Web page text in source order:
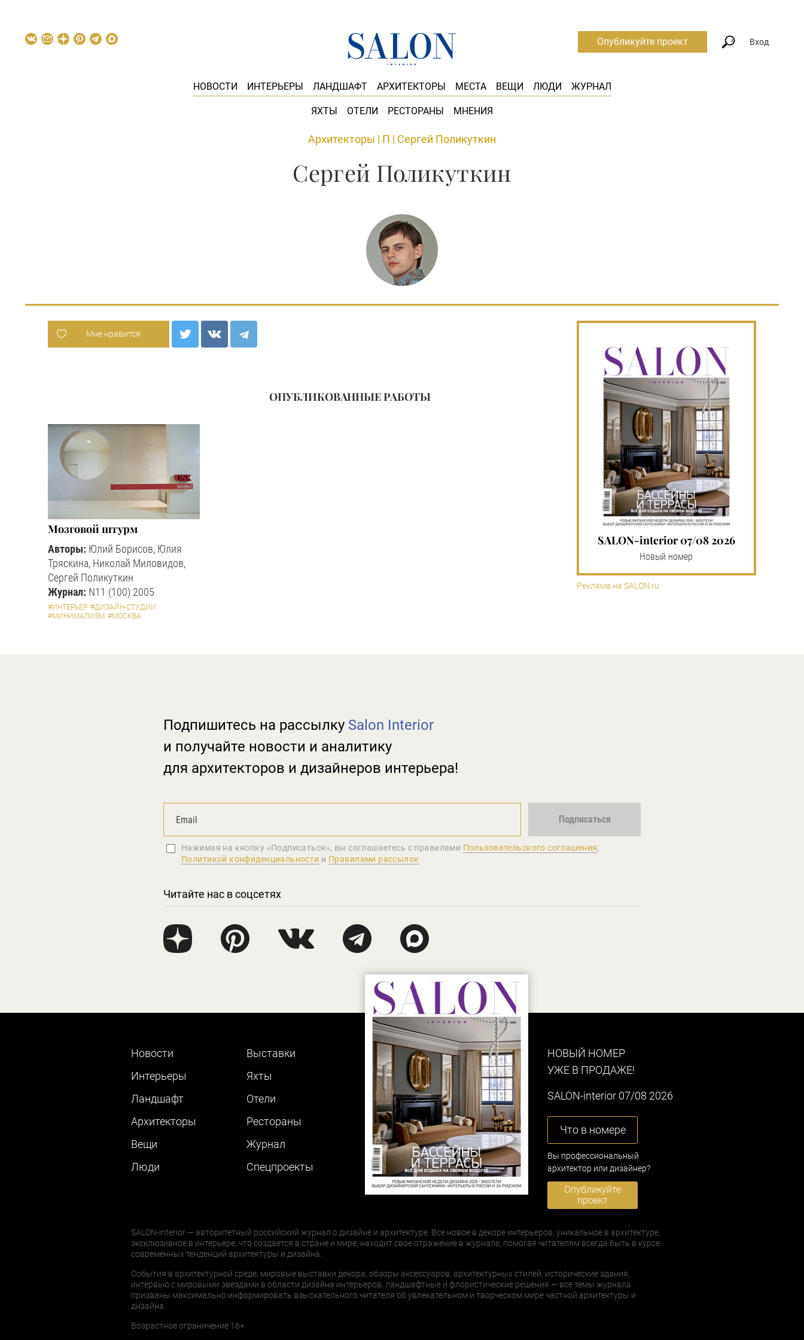
НОВОСТИ ИНТЕРЬЕРЫ ЛАНДШАФТ АРХИТЕКТОРЫ МЕСТА ВЕЩИ ЛЮДИ ЖУРНАЛ
ЯХТЫ ОТЕЛИ РЕСТОРАНЫ МНЕНИЯ
Опубликуйте проект Вход
Архитекторы | П | Сергей Поликуткин
Сергей Поликуткин
Мне нравится
ОПУБЛИКОВАННЫЕ РАБОТЫ
Мозговой штурм
Авторы: Юлий Борисов, Юлия
Тряскина, Николай Миловидов,
Сергей Поликуткин
Журнал: N11 (100) 2005
#ИНТЕРЬЕР #ДИЗАЙН-СТУДИИ
#МИНИМАЛИЗМ #МОСКВА
SALON-interior 07/08 2026
Новый номер
Реклама на SALON.ru
Подпишитесь на рассылку Salon Interior
и получайте новости и аналитику
для архитекторов и дизайнеров интерьера!
Подписаться
Нажимая на кнопку «Подписаться», вы соглашаетеcь с правилами Пользовательского соглашения,
Политикой конфиденциальности и Правилами рассылок
Читайте нас в соцсетях
Новости
Интерьеры
Ландшафт
Архитекторы
Вещи
Люди
Выставки
Яхты
Отели
Рестораны
Журнал
Cпецпроекты
НОВЫЙ НОМЕР
УЖЕ В ПРОДАЖЕ!
SALON-interior 07/08 2026
Что в номере
Вы профессиональный
архитектор или дизайнер?
Опубликуйте
проект
SALON-interior — авторитетный российский журнал о дизайне и архитектуре. Все новое в декоре интерьеров, уникальное в архитектуре,
эксклюзивное в интерьере, что создается в стране и мире, находит свое отражение в журнале, помогая читателям всегда быть в курсе
современных тенденций архитектуры и дизайна.
События в архитектурной среде, мировые выставки декора, обзоры аксессуаров, архитектурных стилей, исторические здания,
интервью с мировыми звездами в области дизайна интерьеров, ландшафтные и флористические решения — все темы журнала
призваны максимально информировать взыскательного читателя об увлекательном и творческом мире частной архитектуры и
дизайна.
Возрастное ограничение 16+